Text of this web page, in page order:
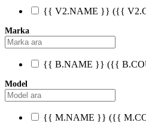
{{ V2.NAME }} ({{
Marka
{{ B.NAME }} ({{
Model
{{ M.NAME }} ({{